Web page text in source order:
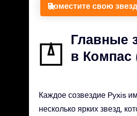
Поместите свою
Главные
в Компас
Каждое созвездие Pyxis
несколько ярких звезд,